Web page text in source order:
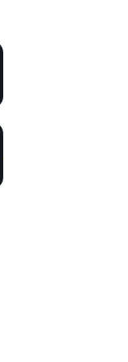
cNaoNIF'